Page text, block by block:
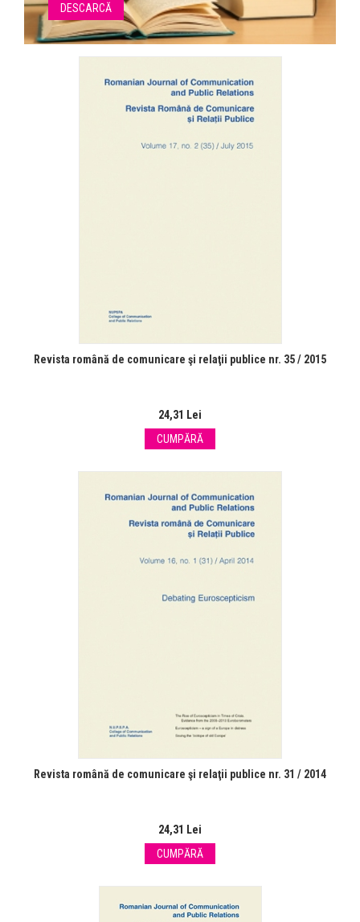
DESCARCĂ
Revista română de comunicare şi relaţii publice nr. 35 / 2015
24,31 Lei
CUMPĂRĂ
Revista română de comunicare şi relaţii publice nr. 31 / 2014
24,31 Lei
CUMPĂRĂ